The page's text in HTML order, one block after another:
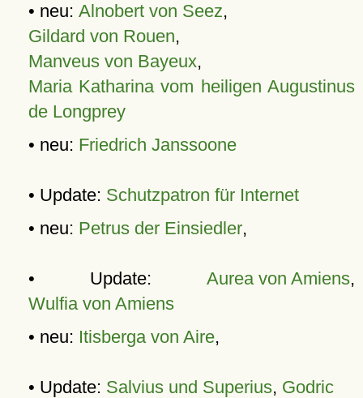
• neu: Alnobert von Seez,
Gildard von Rouen,
Manveus von Bayeux,
Maria Katharina vom heiligen Augustinus
de Longprey
• neu: Friedrich Janssoone
• Update: Schutzpatron für Internet
• neu: Petrus der Einsiedler,
• Update: Aurea von Amiens,
Wulfia von Amiens
• neu: Itisberga von Aire,
• Update: Salvius und Superius, Godric